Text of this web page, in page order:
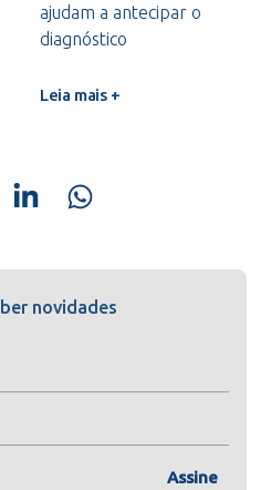
ajudam a antecipar o
diagnóstico
Leia mais +
novidades
Assine